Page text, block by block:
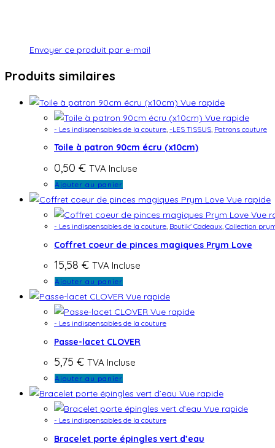
Envoyer ce produit par e-mail
Produits similaires
Vue rapide
Vue rapide
- Les indispensables de la couture -LES TISSUS Patrons couture
Toile à patron 90cm écru (x10cm)
0,50 € TVA Incluse
Ajouter au panier
Vue rapide
Vue
- Les indispensables de la couture Boutik' Cadeaux Collection
Coffret coeur de pinces magiques Prym Love
15,58 € TVA Incluse
Ajouter au panier
Vue rapide
Vue rapide
- Les indispensables de la couture
Passe-lacet CLOVER
5,75 € TVA Incluse
Ajouter au panier
Vue rapide
Vue rapide
- Les indispensables de la couture
Bracelet porte épingles vert d’eau